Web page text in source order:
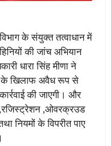
के संयुक्त तत्वाधान में
की जांच अभियान
धारा सिंह मीणा ने
के खिलाफ अवैध रूप से
की जाएगी। और
,रजिस्ट्रेशन ,ओवरक्रउड
नियमों के विपरीत पाए